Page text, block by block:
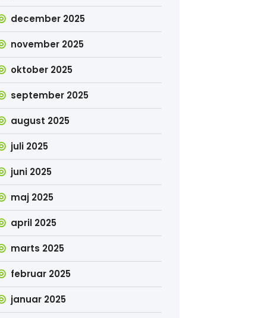
december 2025
november 2025
oktober 2025
september 2025
august 2025
juli 2025
juni 2025
maj 2025
april 2025
marts 2025
februar 2025
januar 2025